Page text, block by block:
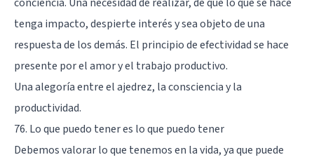
tenga impacto, despierte interés y sea objeto de una
respuesta de los demás. El principio de efectividad se hace
presente por el amor y el trabajo productivo.
Una alegoría entre el ajedrez, la consciencia y la
productividad.
76. Lo que puedo tener es lo que puedo tener
Debemos valorar lo que tenemos en la vida, ya que puede